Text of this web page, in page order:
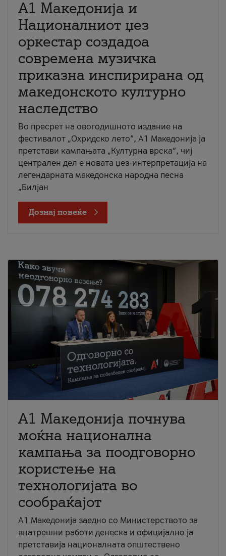
А1 Македонија и
Националниот џез
оркестар создадоа
современа музичка
приказна инспирирана од
македонското културно
наследство
Во пресрет на овогодишното издание на
фестивалот „Охридско лето“, А1 Македонија ја
претстави кампањата „Културна врска“, чиј
централен дел е новата џез-интерпретација на
легендарната македонска народна песна
„Билјан
Дознај повеќе
A1 Македонија почнува
моќна национална
кампања за поодговорно
користење на
технологијата во
сообраќајот
A1 Македонија заедно со Министерството за
внатрешни работи денеска и официјално ја
претставија националната општествено